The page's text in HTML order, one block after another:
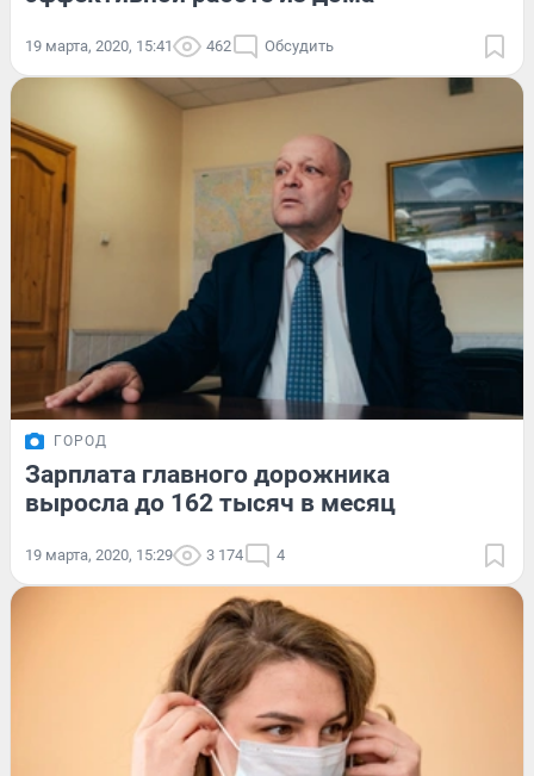
19 марта, 2020, 15:41 462 Обсудить
ГОРОД
Зарплата главного дорожника
выросла до 162 тысяч в месяц
19 марта, 2020, 15:29 3 174 4